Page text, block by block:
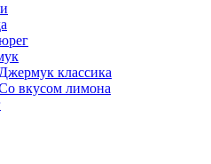
Джермук классика
вкусом лимона